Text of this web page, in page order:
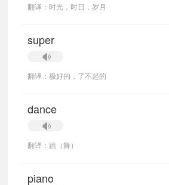
翻译：时光，时日，岁月
super
翻译：极好的，了不起的
dance
翻译：跳（舞）
piano